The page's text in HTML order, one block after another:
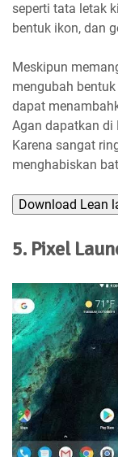
seperti tata letak
bentuk ikon, dan
Meskipun
mengubah
dapat
Agan dapatkan di
Karena sangat
menghabiskan
Download Lean
5. Pixel